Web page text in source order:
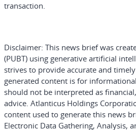
transaction.
Disclaimer: This news brief was
(PUBT) using generative artificial
strives to provide accurate and
generated content is for
should not be interpreted as
advice. Atlanticus Holdings
content used to generate this news
Electronic Data Gathering, Analysis,